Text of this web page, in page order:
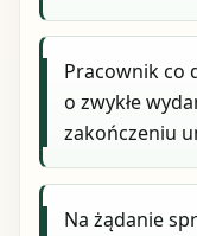
Pracownik co
o zwykłe
zakończeniu
Na żądanie